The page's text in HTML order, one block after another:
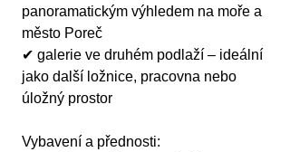
panoramatickým výhledem na moře a
město Poreč
✔ galerie ve druhém podlaží – ideální
jako další ložnice, pracovna nebo
úložný prostor
Vybavení a přednosti: